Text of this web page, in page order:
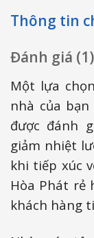
Thông tin
Đánh giá (1)
Một lựa
nhà của bạn
được đánh
giảm nhiệt
khi tiếp xúc
Hòa Phát rẻ
khách hàng